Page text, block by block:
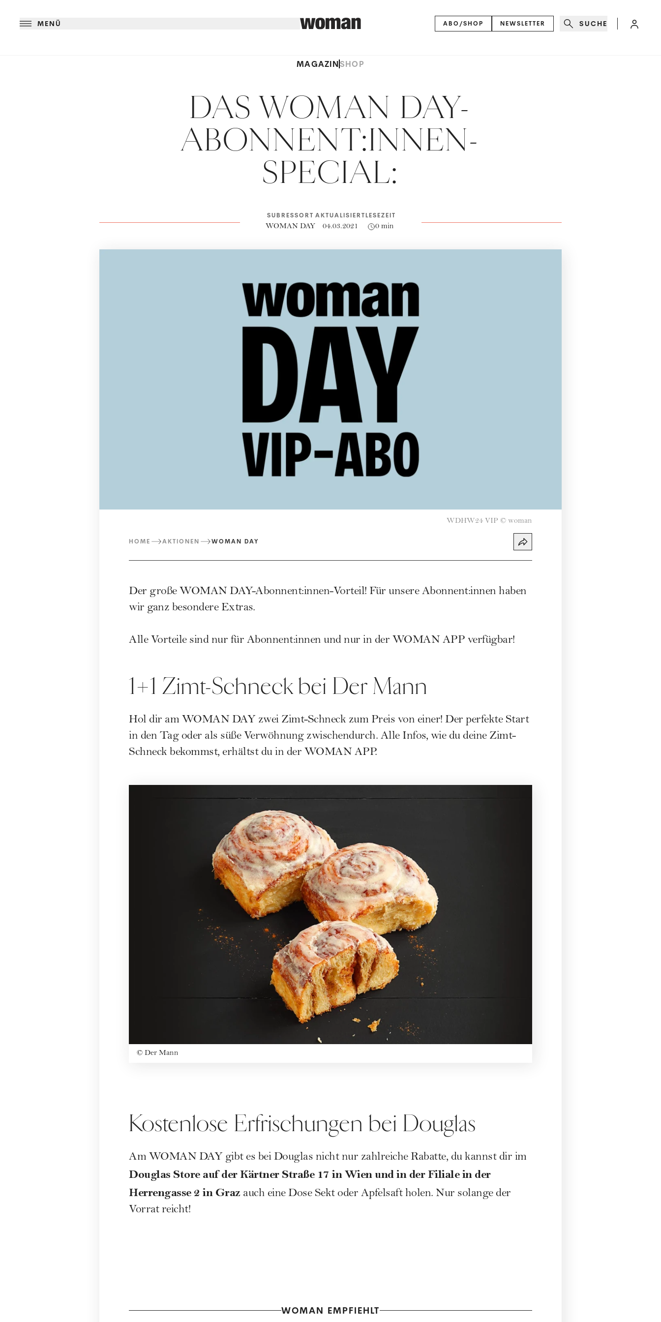
MENÜ ABO/SHOP NEWSLETTER SUCHE
MAGAZINSHOP
DAS WOMAN DAY-
ABONNENT:INNEN-
SPECIAL:
SUBRESSORT
WOMAN DAY
AKTUALISIERT
04.03.2021
LESEZEIT
0 min
WDHW24 VIP © woman
HOME AKTIONEN WOMAN DAY
Der große WOMAN DAY-Abonnent:innen-Vorteil! Für unsere Abonnent:innen haben
wir ganz besondere Extras.
Alle Vorteile sind nur für Abonnent:innen und nur in der WOMAN APP verfügbar!
1+1 Zimt-Schneck bei Der Mann
Hol dir am WOMAN DAY zwei Zimt-Schneck zum Preis von einer! Der perfekte Start
in den Tag oder als süße Verwöhnung zwischendurch. Alle Infos, wie du deine Zimt-
Schneck bekommst, erhältst du in der WOMAN APP.
© Der Mann
Kostenlose Erfrischungen bei Douglas
Am WOMAN DAY gibt es bei Douglas nicht nur zahlreiche Rabatte, du kannst dir im
Douglas Store auf der Kärtner Straße 17 in Wien und in der Filiale in der
Herrengasse 2 in Graz auch eine Dose Sekt oder Apfelsaft holen. Nur solange der
Vorrat reicht!
WOMAN EMPFIEHLT